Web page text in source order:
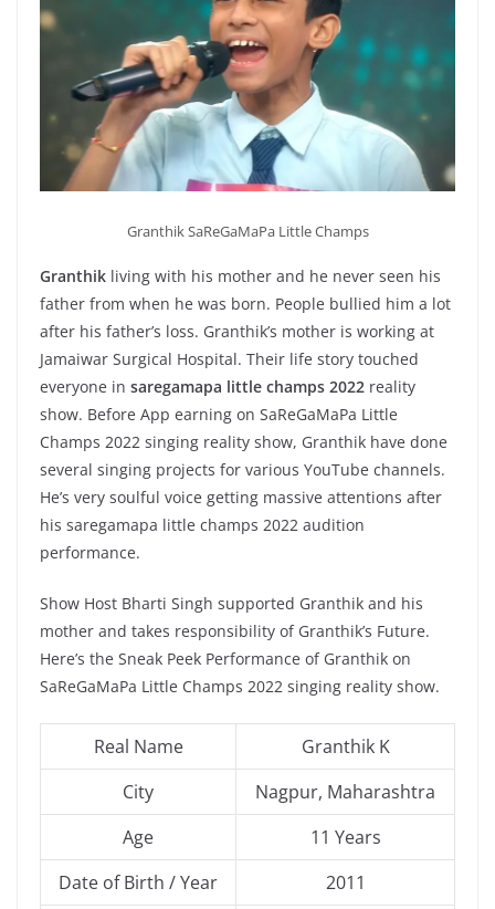
Granthik SaReGaMaPa Little Champs
Granthik living with his mother and he never seen his
father from when he was born. People bullied him a lot
after his father’s loss. Granthik’s mother is working at
Jamaiwar Surgical Hospital. Their life story touched
everyone in saregamapa little champs 2022 reality
show. Before App earning on SaReGaMaPa Little
Champs 2022 singing reality show, Granthik have done
several singing projects for various YouTube channels.
He’s very soulful voice getting massive attentions after
his saregamapa little champs 2022 audition
performance.
Show Host Bharti Singh supported Granthik and his
mother and takes responsibility of Granthik’s Future.
Here’s the Sneak Peek Performance of Granthik on
SaReGaMaPa Little Champs 2022 singing reality show.
Real Name
Granthik K
City
Nagpur, Maharashtra
Age
11 Years
Date of Birth / Year
2011